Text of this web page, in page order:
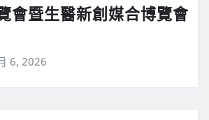
會暨生醫新創媒合博覽會
6, 2026